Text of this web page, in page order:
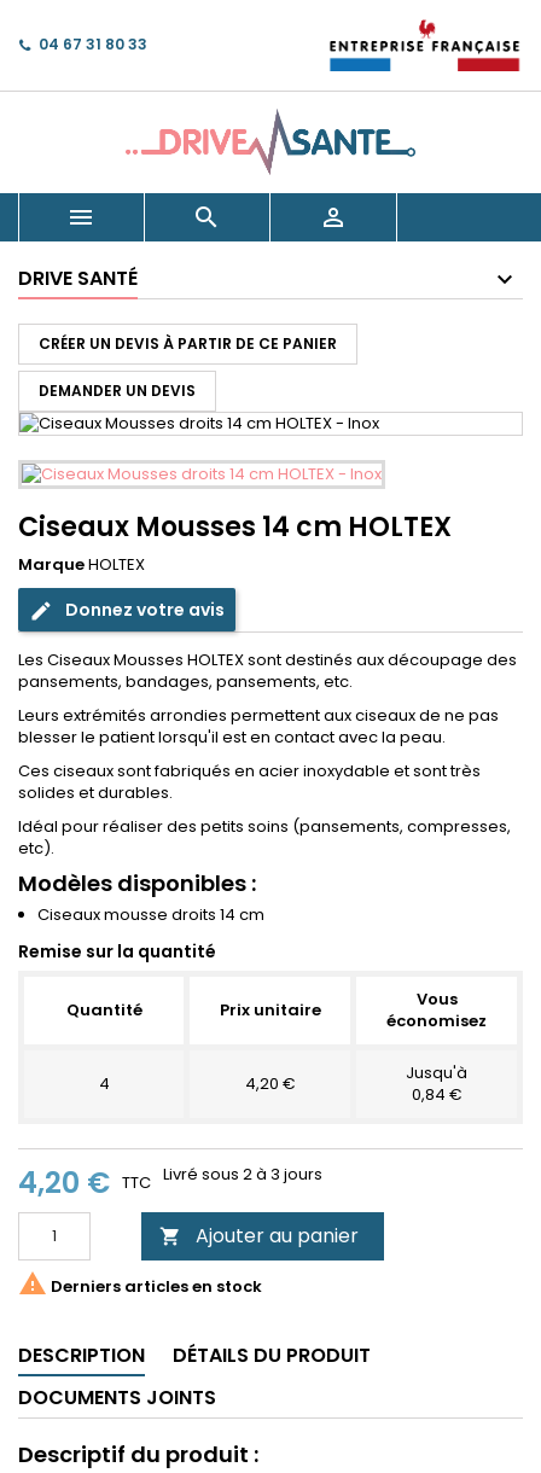
04 67 31 80 33
  
DRIVE SANTÉ
CRÉER UN DEVIS À PARTIR DE CE PANIER
DEMANDER UN DEVIS
Ciseaux Mousses 14 cm HOLTEX
MarqueHOLTEX
edit Donnez votre avis
Les Ciseaux Mousses HOLTEX sont destinés aux découpage des
pansements, bandages, pansements, etc.
Leurs extrémités arrondies permettent aux ciseaux de ne pas
blesser le patient lorsqu'il est en contact avec la peau.
Ces ciseaux sont fabriqués en acier inoxydable et sont très
solides et durables.
Idéal pour réaliser des petits soins (pansements, compresses,
etc).
Modèles disponibles :
Ciseaux mousse droits 14 cm
Remise sur la quantité
Quantité Prix unitaire
Vous
économisez
4 4,20 €
Jusqu'à
0,84 €
4,20 € TTC Livré sous 2 à 3 jours
 Ajouter au panier
 Derniers articles en stock
DESCRIPTION
DÉTAILS DU PRODUIT
DOCUMENTS JOINTS
Descriptif du produit :